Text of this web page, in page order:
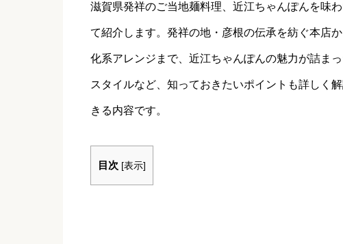
滋賀県発祥のご当地麺料理、近江ちゃんぽんを味
て紹介します。発祥の地・彦根の伝承を紡ぐ本店
化系アレンジまで、近江ちゃんぽんの魅力が詰ま
スタイルなど、知っておきたいポイントも詳しく
きる内容です。
目次 [表示]